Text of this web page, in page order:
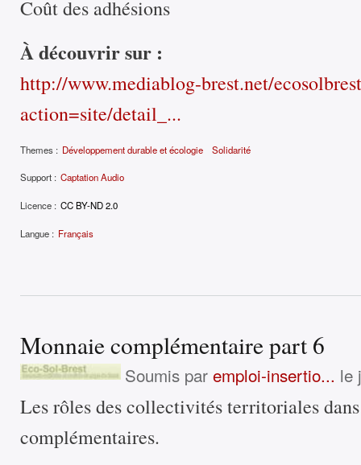
Coût des adhésions
À découvrir sur :
http://www.mediablog-brest.net/
action=site/detail_...
Themes : Développement durable et écologie Solidarité
Support : Captation Audio
Licence : CC BY-ND 2.0
Langue : Français
Monnaie complémentaire part 6
Soumis par emploi-insertio... le
Les rôles des collectivités territoriales
complémentaires.